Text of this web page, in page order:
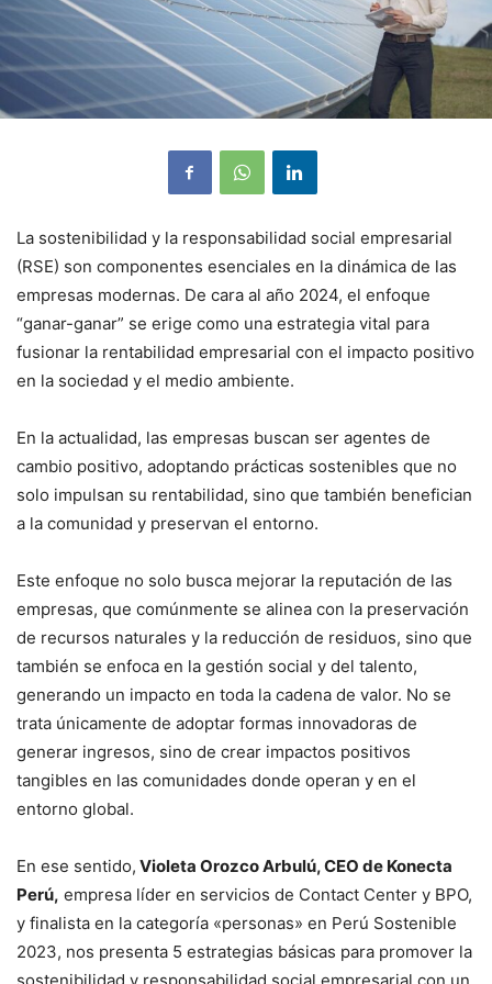
La sostenibilidad y la responsabilidad social empresarial
(RSE) son componentes esenciales en la dinámica de las
empresas modernas. De cara al año 2024, el enfoque
“ganar-ganar” se erige como una estrategia vital para
fusionar la rentabilidad empresarial con el impacto positivo
en la sociedad y el medio ambiente.
En la actualidad, las empresas buscan ser agentes de
cambio positivo, adoptando prácticas sostenibles que no
solo impulsan su rentabilidad, sino que también benefician
a la comunidad y preservan el entorno.
Este enfoque no solo busca mejorar la reputación de las
empresas, que comúnmente se alinea con la preservación
de recursos naturales y la reducción de residuos, sino que
también se enfoca en la gestión social y del talento,
generando un impacto en toda la cadena de valor. No se
trata únicamente de adoptar formas innovadoras de
generar ingresos, sino de crear impactos positivos
tangibles en las comunidades donde operan y en el
entorno global.
En ese sentido, Violeta Orozco Arbulú, CEO de Konecta
Perú, empresa líder en servicios de Contact Center y BPO,
y finalista en la categoría «personas» en Perú Sostenible
2023, nos presenta 5 estrategias básicas para promover la
sostenibilidad y responsabilidad social empresarial con un